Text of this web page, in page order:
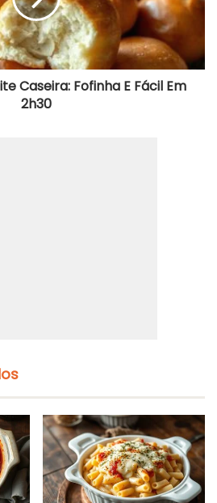
Caseira: Fofinha E Fácil Em
2h30